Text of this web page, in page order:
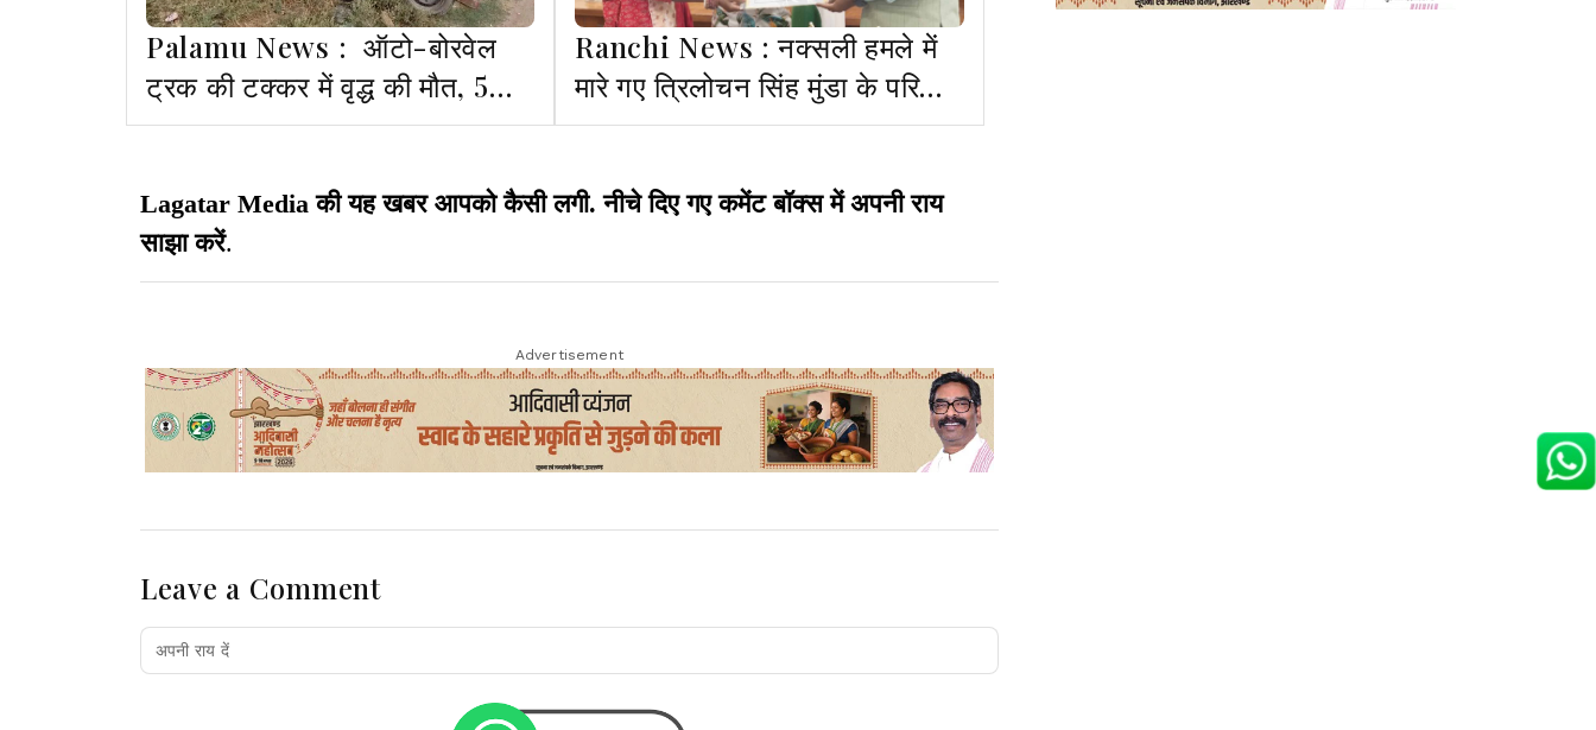
Palamu News : ऑटो-बोरवेल
ट्रक की टक्कर में वृद्ध की मौत, 5
घायल
Ranchi News : नक्सली हमले में
मारे गए त्रिलोचन सिंह मुंडा के परिवार
को मिली 4 डिसमिल जमीन
Lagatar Media की यह खबर आपको कैसी लगी. नीचे दिए गए कमेंट बॉक्स में अपनी राय
साझा करें.
Advertisement
Leave a Comment